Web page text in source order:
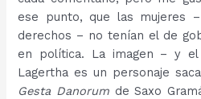
ese punto, que las mujeres
derechos – no tenían el de
en política. La imagen – y
Lagertha es un personaje
Gesta Danorum de Saxo